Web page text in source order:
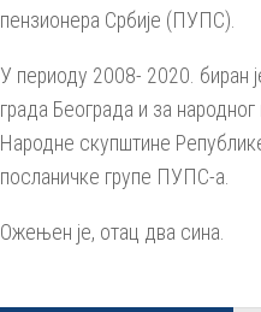
пензионера Србије (ПУПС).
У периоду 2008- 2020. биран
града Београда и за
Народне скупштине
посланичке групе ПУПС-а.
Ожењен је, отац два сина.